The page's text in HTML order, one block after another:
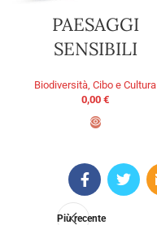
PAESAGGI
SENSIBILI
Biodiversità, Cibo e Cultura
0,00 €
Più recente